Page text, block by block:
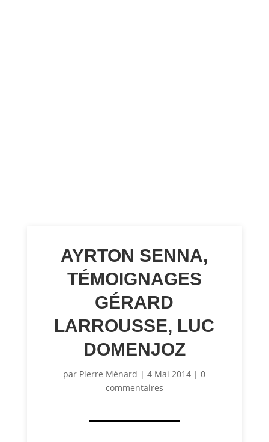
AYRTON SENNA,
TÉMOIGNAGES
GÉRARD
LARROUSSE, LUC
DOMENJOZ
par Pierre Ménard |4 Mai 2014 |0
commentaires